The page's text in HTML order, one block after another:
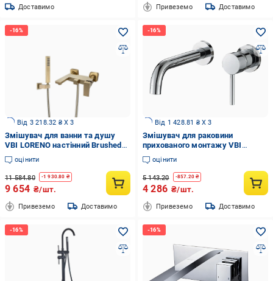
Доставимо Привеземо Доставимо
Від 3 218.32 ₴ X 3
Змішувач для ванни та душу
VBI LORENO настінний Brushed
gold (2958591549)
оцінити
11 584.80 -1 930.80 ₴
9 654 ₴/шт.
Привеземо Доставимо
Від 1 428.81 ₴ X 3
Змішувач для раковини
прихованого монтажу VBI
MILANO LONG Chrome
(2958591576)
оцінити
5 143.20 -857.20₴
4 286 ₴/шт.
Привеземо Доставимо